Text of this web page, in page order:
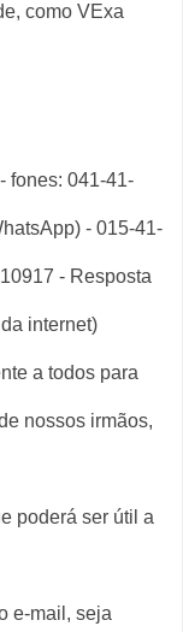
como VExa
fones: 041-41-
- 015-41-
- Resposta
internet)
a todos para
nossos irmãos,
poderá ser útil a
e-mail, seja